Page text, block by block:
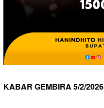
KABAR GEMBIRA 5/2/2026